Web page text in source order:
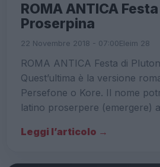
ROMA ANTICA
Proserpina
22 Novembre 2018 - 07:00Eleim 28
ROMA ANTICA Festa di
Quest’ultima è la versione
Persefone o Kore. Il nome
latino proserpere (emergere)
Leggi l’articolo →